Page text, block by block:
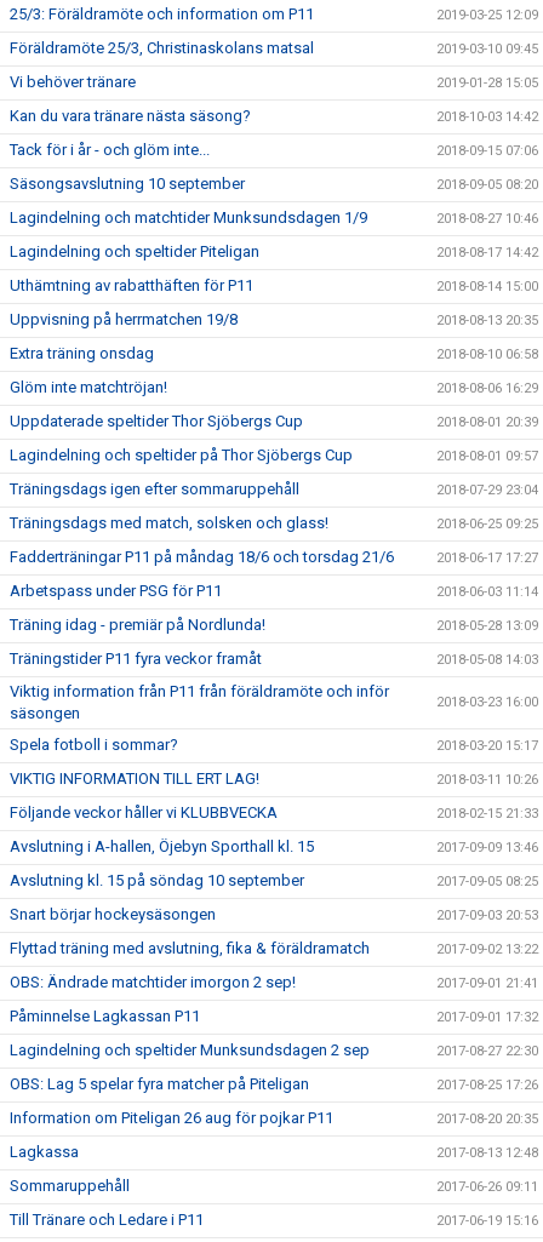
25/3: Föräldramöte och information om P11 2019-03-25 12:09
Föräldramöte 25/3, Christinaskolans matsal 2019-03-10 09:45
Vi behöver tränare 2019-01-28 15:05
Kan du vara tränare nästa säsong? 2018-10-03 14:42
Tack för i år - och glöm inte... 2018-09-15 07:06
Säsongsavslutning 10 september 2018-09-05 08:20
Lagindelning och matchtider Munksundsdagen 1/9 2018-08-27 10:46
Lagindelning och speltider Piteligan 2018-08-17 14:42
Uthämtning av rabatthäften för P11 2018-08-14 15:00
Uppvisning på herrmatchen 19/8 2018-08-13 20:35
Extra träning onsdag 2018-08-10 06:58
Glöm inte matchtröjan! 2018-08-06 16:29
Uppdaterade speltider Thor Sjöbergs Cup 2018-08-01 20:39
Lagindelning och speltider på Thor Sjöbergs Cup 2018-08-01 09:57
Träningsdags igen efter sommaruppehåll 2018-07-29 23:04
Träningsdags med match, solsken och glass! 2018-06-25 09:25
Fadderträningar P11 på måndag 18/6 och torsdag 21/6 2018-06-17 17:27
Arbetspass under PSG för P11 2018-06-03 11:14
Träning idag - premiär på Nordlunda! 2018-05-28 13:09
Träningstider P11 fyra veckor framåt 2018-05-08 14:03
Viktig information från P11 från föräldramöte och inför
säsongen
2018-03-23 16:00
Spela fotboll i sommar? 2018-03-20 15:17
VIKTIG INFORMATION TILL ERT LAG! 2018-03-11 10:26
Följande veckor håller vi KLUBBVECKA 2018-02-15 21:33
Avslutning i A-hallen, Öjebyn Sporthall kl. 15 2017-09-09 13:46
Avslutning kl. 15 på söndag 10 september 2017-09-05 08:25
Snart börjar hockeysäsongen 2017-09-03 20:53
Flyttad träning med avslutning, fika & föräldramatch 2017-09-02 13:22
OBS: Ändrade matchtider imorgon 2 sep! 2017-09-01 21:41
Påminnelse Lagkassan P11 2017-09-01 17:32
Lagindelning och speltider Munksundsdagen 2 sep 2017-08-27 22:30
OBS: Lag 5 spelar fyra matcher på Piteligan 2017-08-25 17:26
Information om Piteligan 26 aug för pojkar P11 2017-08-20 20:35
Lagkassa 2017-08-13 12:48
Sommaruppehåll 2017-06-26 09:11
Till Tränare och Ledare i P11 2017-06-19 15:16